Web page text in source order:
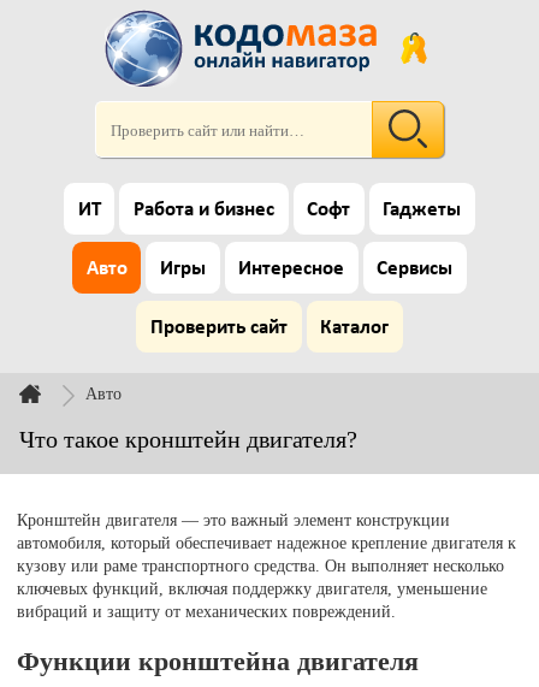
ИТ Работа и бизнес Софт Гаджеты
Авто Игры Интересное Сервисы
Проверить сайт Каталог
Авто
Что такое кронштейн двигателя?
Кронштейн двигателя — это важный элемент конструкции
автомобиля, который обеспечивает надежное крепление двигателя к
кузову или раме транспортного средства. Он выполняет несколько
ключевых функций, включая поддержку двигателя, уменьшение
вибраций и защиту от механических повреждений.
Функции кронштейна двигателя